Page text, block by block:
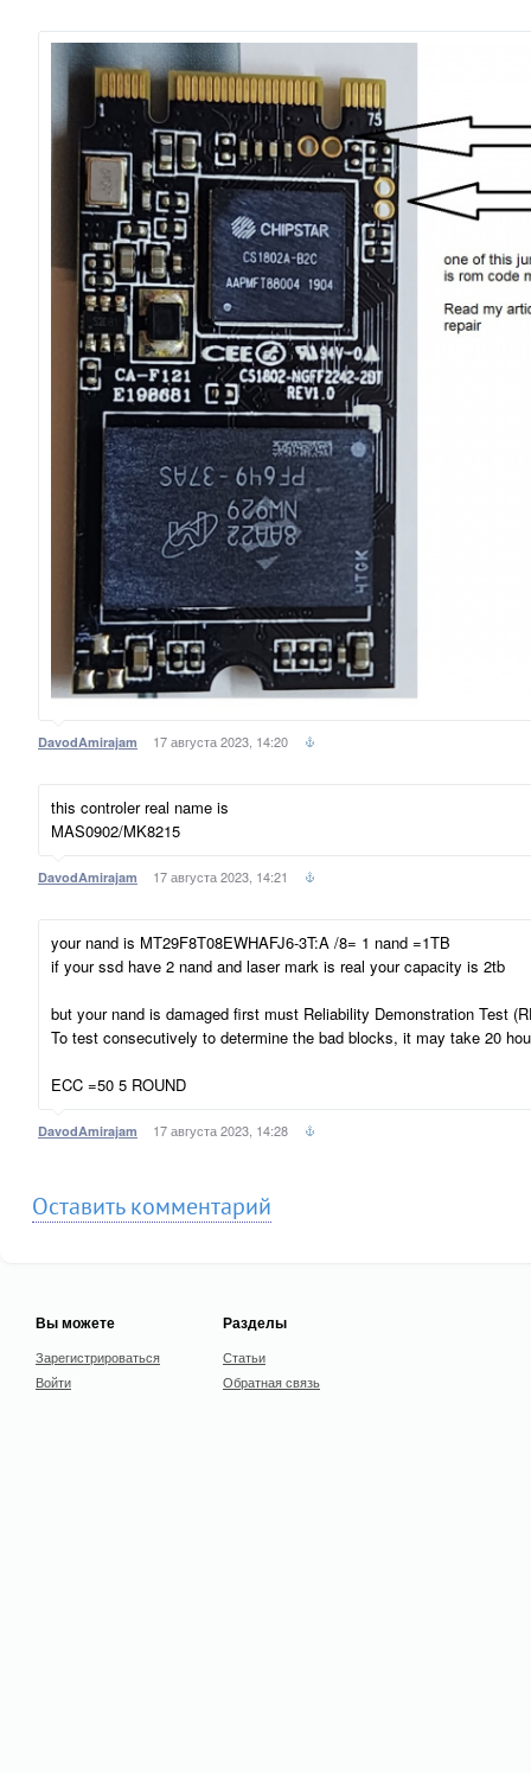
DavodAmirajam 17 августа 2023, 14:20
this controler real name is
MAS0902/MK8215
DavodAmirajam 17 августа 2023, 14:21
your nand is MT29F8T08EWHAFJ6-3T:A /8= 1 nand =1TB
if your ssd have 2 nand and laser mark is real your capacity is 2tb
but your nand is damaged first must Reliability Demonstration Test
To test consecutively to determine the bad blocks, it may take 20
ECC =50 5 ROUND
DavodAmirajam 17 августа 2023, 14:28
Оставить комментарий
Вы можете
Зарегистрироваться
Войти
Разделы
Статьи
Обратная связь